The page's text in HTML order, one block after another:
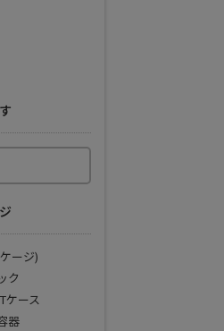
ージ)
ク
ケース
器